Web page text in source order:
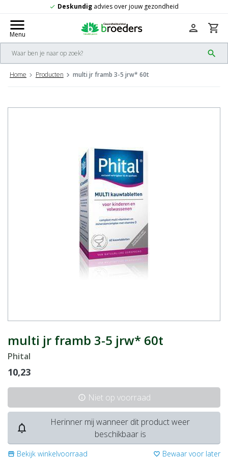
over jouw gezondheid check
menu
Menu
search
person shopping_cart
Home Producten multi jr framb 3-5 jrw* 60t
multi jr framb 3-5 jrw* 60t
Phital
10,23
info Niet op voorraad
notifications_none
Herinner mij wanneer dit product weer
beschikbaar is
storefront Bekijk winkelvoorraad favorite_border Bewaar voor later